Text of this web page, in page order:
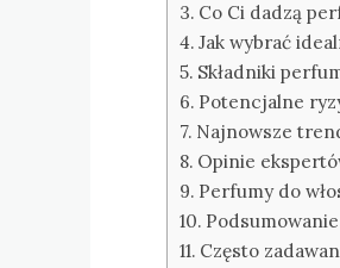
Co Ci dadzą
Jak wybrać
Składniki
Potencjalne
Najnowsze
Opinie
Perfumy do
Często